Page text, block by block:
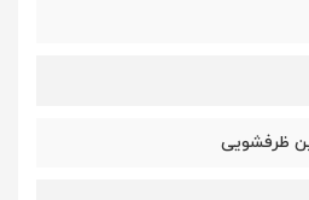
ظرفشویی